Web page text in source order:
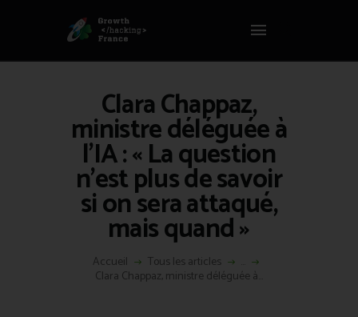
Clara Chappaz,
ministre déléguée à
l’IA : « La question
n’est plus de savoir
si on sera attaqué,
mais quand »
Accueil Tous les articles
Clara Chappaz, ministre déléguée à...
GROWTH HACKING FRANCE
ACCUEIL
HACKS
VOUS ÊTES ?
RESSOURCES
L’AGENCE
ÉTHIQUE
CONTACT